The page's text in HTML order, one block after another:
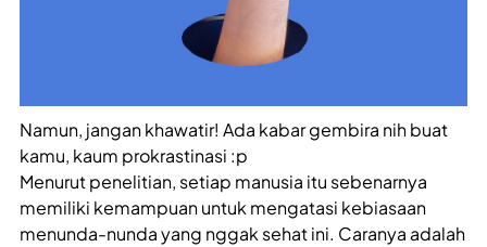
Namun, jangan khawatir! Ada kabar gembira nih buat
kamu, kaum prokrastinasi :p
Menurut penelitian, setiap manusia itu sebenarnya
memiliki kemampuan untuk mengatasi kebiasaan
menunda-nunda yang nggak sehat ini. Caranya adalah